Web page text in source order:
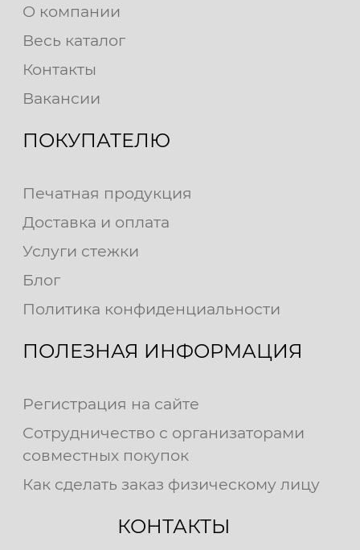
О компании
Весь каталог
Контакты
Вакансии
ПОКУПАТЕЛЮ
Печатная продукция
Доставка и оплата
Услуги стежки
Блог
Политика конфиденциальности
ПОЛЕЗНАЯ ИНФОРМАЦИЯ
Регистрация на сайте
Сотрудничество с организаторами
совместных покупок
Как сделать заказ физическому лицу
КОНТАКТЫ